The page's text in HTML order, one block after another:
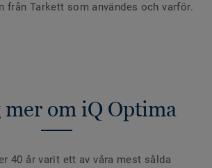
från Tarkett som användes och varför.
mer om iQ Optima
40 år varit ett av våra mest sålda